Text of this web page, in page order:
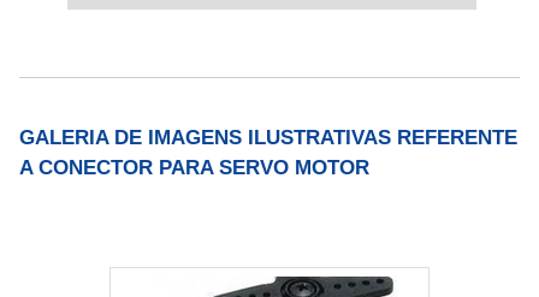
GALERIA DE IMAGENS ILUSTRATIVAS REFERENTE
A CONECTOR PARA SERVO MOTOR